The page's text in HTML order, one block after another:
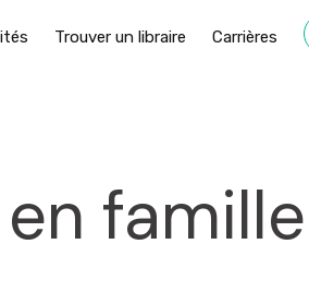
Trouver un libraire Carrières
famille